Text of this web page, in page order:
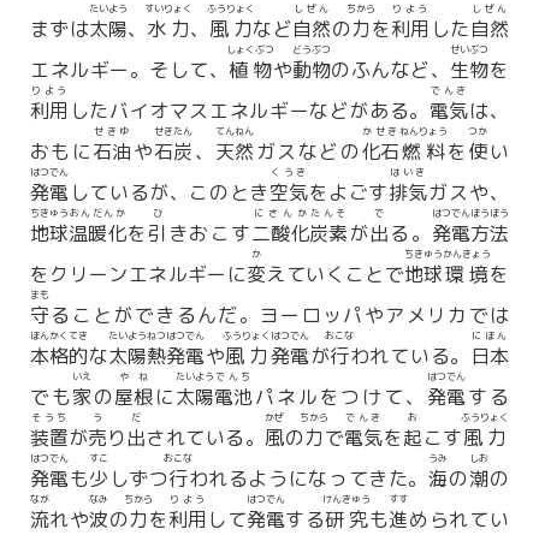
まずは太陽
たいよう
、 水力
すいりょく
、 風力
ふうりょく
など自然
しぜん
の力
ちから
を利用
りよう
した自然
しぜん
エネルギー。そして、 植物
しょくぶつ
や動物
どうぶつ
のふんなど、 生物
せいぶつ
を
利用
りよう
したバイオマスエネルギーなどがある。 電気
でんき
は、
おもに石油
せきゆ
や石炭
せきたん
、 天然
てんねん
ガスなどの化石
かせき
燃料
ねんりょう
を 使
つか
い
発電
はつでん
しているが、このとき空気
くうき
をよごす排気
はいき
ガスや、
地球
ちきゅう
温暖化
おんだんか
を引
ひ
きおこす二酸化
にさんか
炭素
たんそ
が出
で
る。 発電
はつでん
方法
ほうほう
をクリーンエネルギーに変
か
えていくことで地球
ちきゅう
環境
かんきょう
を
守
まも
ることができるんだ。ヨーロッパやアメリカでは
本格的
ほんかくてき
な太陽熱
たいようねつ
発電
はつでん
や風力
ふうりょく
発電
はつでん
が行
おこな
われている。 日本
にほん
でも家
いえ
の屋根
やね
に太陽
たいよう
電池
でんち
パネルをつけて、 発電
はつでん
する
装置
そうち
が売
う
り出
だ
されている。 風
かぜ
の力
ちから
で電気
でんき
を起
お
こす風力
ふうりょく
発電
はつでん
も少
すこ
しずつ行
おこな
われるようになってきた。 海
うみ
の潮
しお
の
流
なが
れや波
なみ
の力
ちから
を利用
りよう
して発電
はつでん
する研究
けんきゅう
も進
すす
められてい